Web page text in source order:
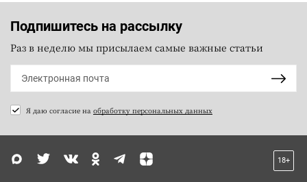
Подпишитесь на рассылку
Раз в неделю мы присылаем самые важные статьи
Я даю согласие на обработку персональных данных
18+